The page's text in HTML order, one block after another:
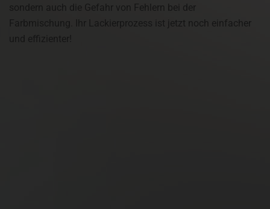
sondern auch die Gefahr von Fehlern bei der
Farbmischung. Ihr Lackierprozess ist jetzt noch einfacher